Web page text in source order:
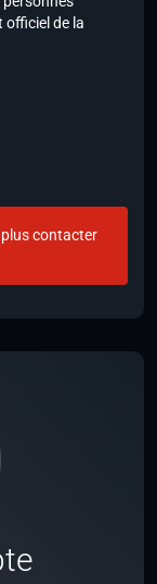
officiel de la
plus contacter